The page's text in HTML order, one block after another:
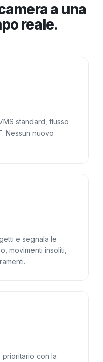
a una
reale.
standard, flusso
Nessun nuovo
e segnala le
movimenti insoliti,
con la